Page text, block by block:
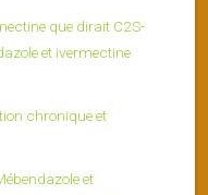
que dirait C2S-
et ivermectine
chronique et
et